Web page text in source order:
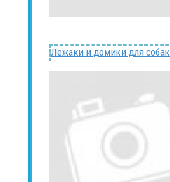
Лежаки и домики для собак